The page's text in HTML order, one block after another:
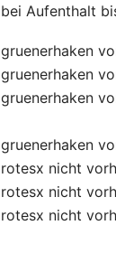
bei Aufenthalt
gruenerhaken
gruenerhaken
gruenerhaken
gruenerhaken
rotesx nicht
rotesx nicht
rotesx nicht